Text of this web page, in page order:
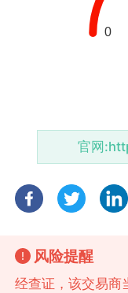
官网:
风险提醒
经查证，该交易商